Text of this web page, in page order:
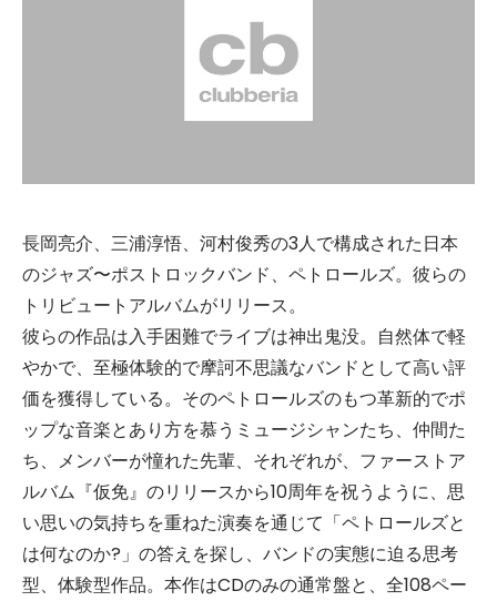
長岡亮介、三浦淳悟、河村俊秀の3人で構成された日本
のジャズ〜ポストロックバンド、ペトロールズ。彼らの
トリビュートアルバムがリリース。
彼らの作品は入手困難でライブは神出鬼没。自然体で軽
やかで、至極体験的で摩訶不思議なバンドとして高い評
価を獲得している。そのペトロールズのもつ革新的でポ
ップな音楽とあり方を慕うミュージシャンたち、仲間た
ち、メンバーが憧れた先輩、それぞれが、ファーストア
ルバム『仮免』のリリースから10周年を祝うように、思
い思いの気持ちを重ねた演奏を通じて「ペトロールズと
は何なのか?」の答えを探し、バンドの実態に迫る思考
型、体験型作品。 本作はCDのみの通常盤と、全108ペー